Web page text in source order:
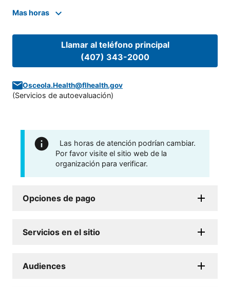
Mas horas
Llamar al teléfono principal
(407) 343-2000
Osceola.Health@flhealth.gov
(Servicios de autoevaluación)
Las horas de atención podrían cambiar.
Por favor visite el sitio web de la
organización para verificar.
Opciones de pago
Servicios en el sitio
Audiences